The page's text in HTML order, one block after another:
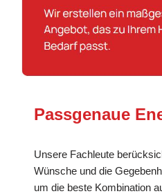
Passgenaue
Unsere Fachleute
Wünsche und die
um die beste Kombination